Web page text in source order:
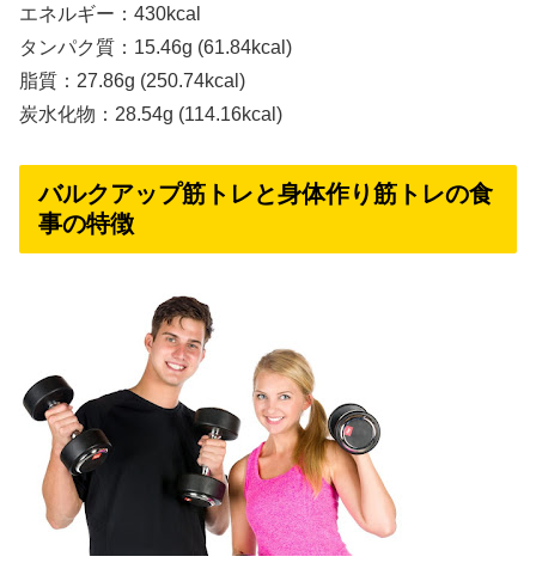
エネルギー：430kcal
タンパク質：15.46g (61.84kcal)
脂質：27.86g (250.74kcal)
炭水化物：28.54g (114.16kcal)
バルクアップ筋トレと身体作り筋トレの食
事の特徴